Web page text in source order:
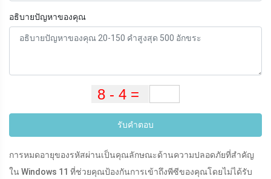
อธิบายปัญหาของคุณ
รับคำตอบ
การหมดอายุของรหัสผ่านเป็นคุณลักษณะด้านความปลอดภัยที่สำคัญ
ใน Windows 11 ที่ช่วยคุณป้องกันการเข้าถึงพีซีของคุณโดยไม่ได้รับ